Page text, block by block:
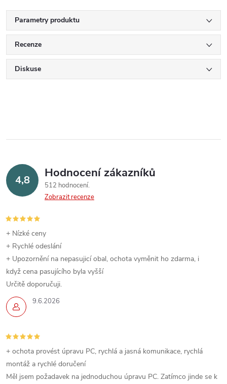
Parametry produktu
Recenze
Diskuse
4,8 Hodnocení zákazníků
512 hodnocení
Zobrazit recenze
9.6.2026
+ Nízké ceny
+ Rychlé odeslání
+ Upozornění na nepasujicí obal, ochota vyměnit ho zdarma, i
když cena pasujícího byla vyšší
Určitě doporučuji.
+ ochota provést úpravu PC, rychlá a jasná komunikace, rychlá
montáž a rychlé doručení
Měl jsem požadavek na jednoduchou úpravu PC. Zatímco jinde se k